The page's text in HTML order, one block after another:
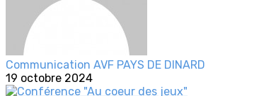
Communication AVF PAYS DE DINARD
19 octobre 2024